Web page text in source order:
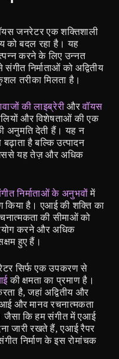
जनरेटर एक शक्तिशाली
को बदल रहा है। यह
करने के लिए उन्नत
निर्माताओं को अद्वितीय
तरीका मिलता है।
की लाइब्रेरी और वॉयस
और विशेषताओं की एक
अनुमति देती हैं। यह न
है बल्कि उत्पादन
यह तेज़ और अधिक
निर्माताओं के अनुभवों में
किया है। एआई की शक्ति का
की सीमाओं को
करने और अधिक
हुए हैं।
सिर्फ एक उपकरण से
की क्षमता का प्रमाण है।
है, जहां अद्वितीय और
और मानव रचनात्मकता
कि हम संगीत में एआई
जारी रखते हैं, एआई रैपर
निर्माण के इस रोमांचक